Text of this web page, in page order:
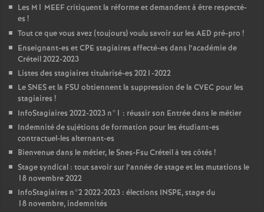
Les M1 MEEFcritiquent la réforme et demandent à être respecté-
es !
Tout ce que vous avez (toujours) voulu savoir sur les AED pré-pro !
Enseignant-es etCPE stagiaires affecté-es dans l’académie de
Créteil 2022-2023
Listes des stagiaires titularisé-es 2021-2022
LeSNESet la FSU obtiennent la suppression de la CVEC pour les
stagiaires !
InfoStagiaires 2022-2023 n°1 : réussir son Entrée dans le métier
Indemnité de sujétions de formation pour les étudiant-es
contractuel-les alternant-es
Bienvenue dans le métier, le Snes-Fsu Créteil à tes côtés !
Stage syndical : tout savoir sur l’année de stage et les mutations le
18 novembre 2022
InfoStagiaires n°2 2022-2023 : élections INSPE, stage du
18 novembre, indemnités